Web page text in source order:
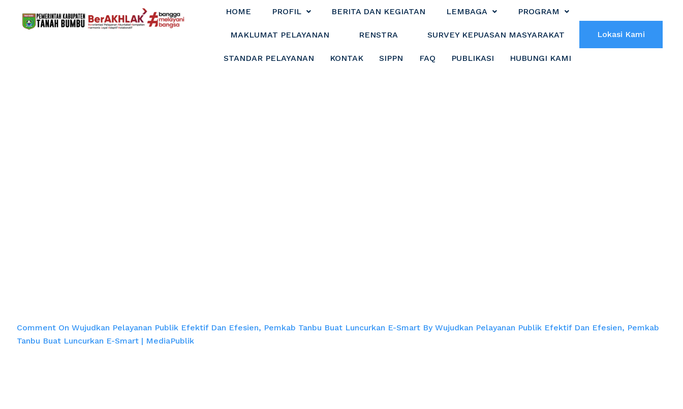
HOME PROFIL BERITA DAN KEGIATAN LEMBAGA PROGRAM
MAKLUMAT PELAYANAN RENSTRA SURVEY KEPUASAN MASYARAKAT
STANDAR PELAYANAN KONTAK SIPPN FAQ PUBLIKASI HUBUNGI KAMI
Lokasi Kami
Comment On Wujudkan Pelayanan Publik Efektif Dan Efesien, Pemkab Tanbu Buat Luncurkan E-Smart By Wujudkan Pelayanan Publik Efektif Dan Efesien, Pemkab
Tanbu Buat Luncurkan E-Smart | MediaPublik